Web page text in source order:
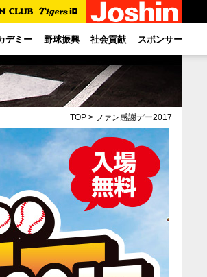
デミー 野球振興 社会貢献 スポンサー
TOP > ファン感謝デー2017